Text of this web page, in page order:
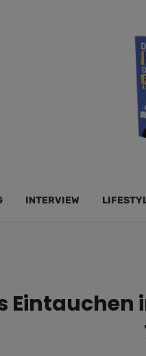
INTERVIEW
Eintauchen